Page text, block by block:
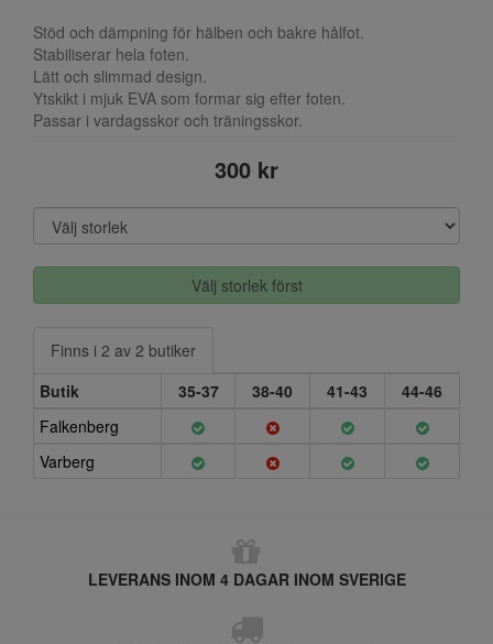
Stöd och dämpning för hälben och bakre hålfot.
Stabiliserar hela foten.
Lätt och slimmad design.
Ytskikt i mjuk EVA som formar sig efter foten.
Passar i vardagsskor och träningsskor.
300 kr
Välj storlek först
Finns i 2 av 2 butiker
Butik
35-37 38-40 41-43
44-46
Falkenberg
Varberg
LEVERANS INOM 4 DAGAR INOM SVERIGE